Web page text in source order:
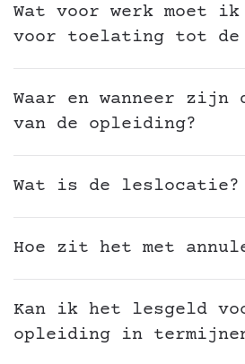
Wat voor werk moet
voor toelating tot de
Waar en wanneer zijn
van de opleiding?
Wat is de leslocatie?
Hoe zit het met
Kan ik het lesgeld
opleiding in